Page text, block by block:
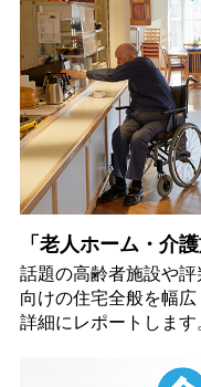
「老人ホーム・介
話題の高齢者施設や
向けの住宅全般を幅
詳細にレポートします